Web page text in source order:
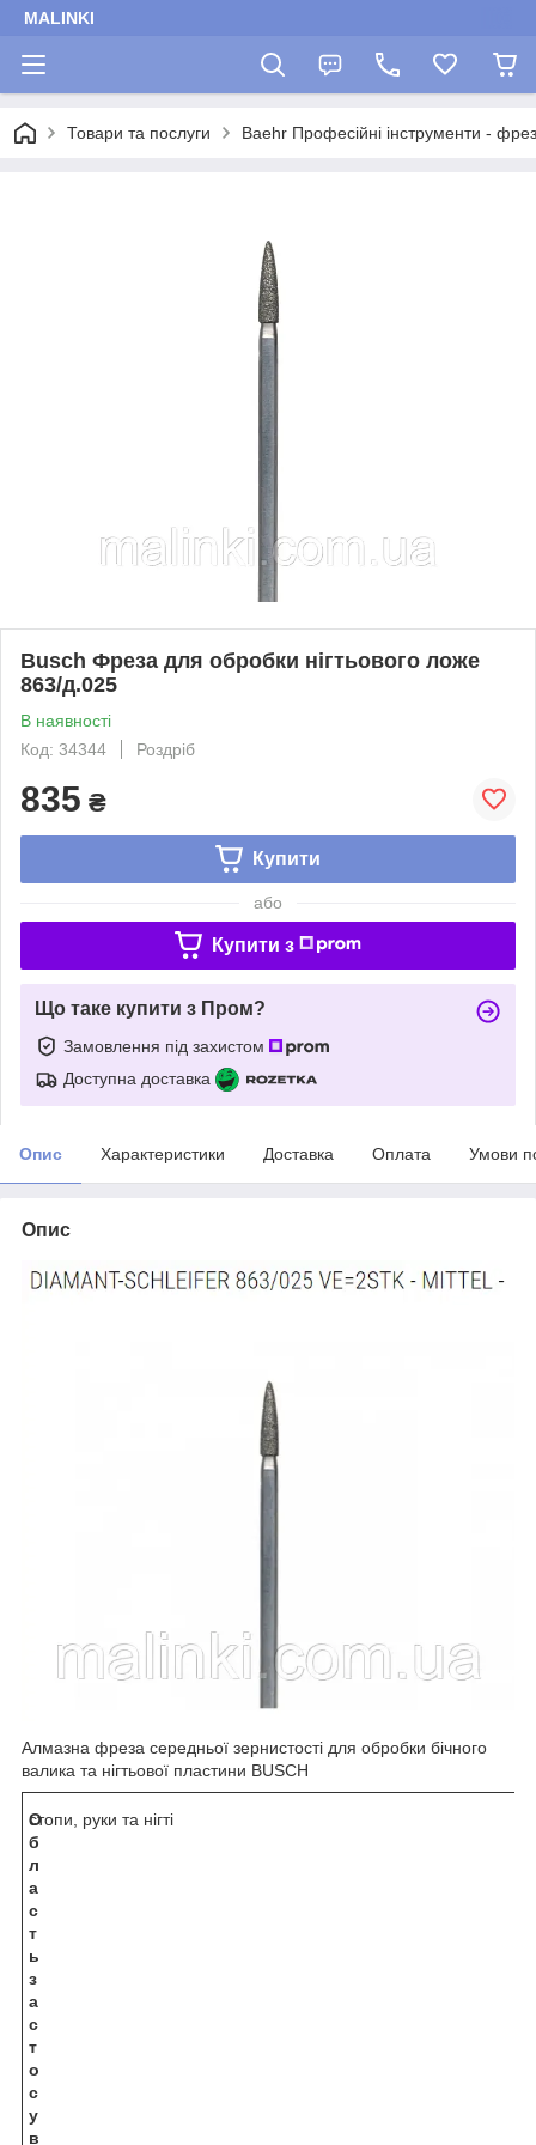
MALINKI
Товари та послуги Baehr Професійні інструменти -
Busch Фреза для обробки нігтьового ложе
863/д.025
В наявності
Код: 34344
Роздріб
835 ₴
Купити
або
Купити з
Що таке купити з Пром?
Замовлення під захистом
Доступна доставка
Опис Характеристики Доставка Оплата Умови
Опис
Алмазна фреза середньої зернистості для обробки бічного
валика та нігтьової пластини BUSCH
О
б
л
а
с
т
ь
з
а
с
т
о
с
у
в
стопи, руки та нігті